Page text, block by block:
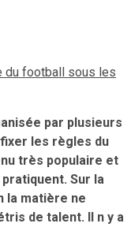
du football sous les
par plusieurs
les règles du
très populaire et
Sur la
la matière ne
de talent. Il n y a